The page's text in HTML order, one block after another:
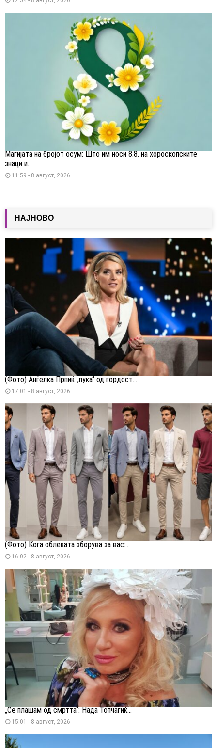
Магијата на бројот осум: Што им носи 8.8. на хороскопските
знаци и...
11:59 - 8 август, 2026
НАЈНОВО
(Фото) Анѓелка Прпиќ „пука“ од гордост...
17:01 - 8 август, 2026
(Фото) Кога облеката зборува за вас:...
16:02 - 8 август, 2026
„Се плашам од смртта“: Нада Топчагиќ...
15:01 - 8 август, 2026